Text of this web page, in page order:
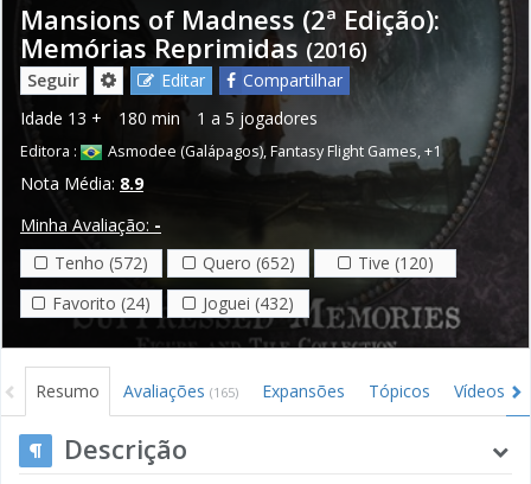
Mansions of Madness (2ª Edição):
Memórias Reprimidas (2016)
Seguir Editar
Compartilhar
Idade 13 + 180 min 1 a 5 jogadores
Editora : Asmodee (Galápagos),Fantasy Flight Games,+1
Nota Média: 8.9
Minha Avaliação: -
Tenho (572)
Quero (652)
Tive (120)
Favorito (24)
Joguei (432)
Resumo Avaliações (165) Expansões Tópicos Vídeos (5)
Descrição